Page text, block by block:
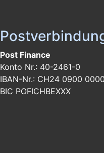
Post Finance
Konto Nr.: 40-2461-0
IBAN-Nr.: CH24 0900
BIC POFICHBEXXX